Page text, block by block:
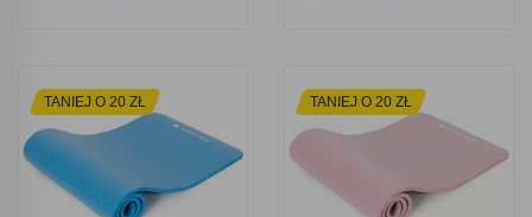
TANIEJ O 20 ZŁ TANIEJ O 20 ZŁ